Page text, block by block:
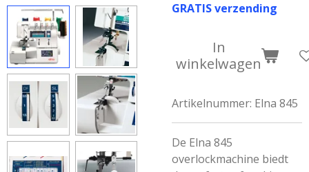
GRATIS verzending
In
winkelwagen
Artikelnummer: Elna 845
De Elna 845
overlockmachine biedt